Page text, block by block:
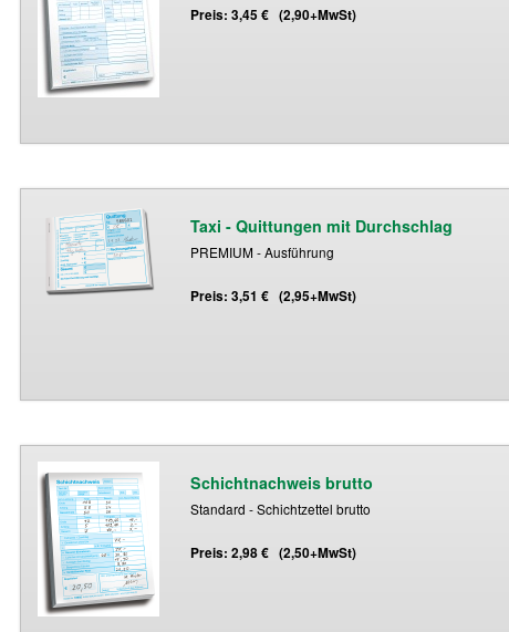
Preis: 3,45 € (2,90+MwSt)
Taxi - Quittungen mit Durchschlag
PREMIUM - Ausführung
Preis: 3,51 € (2,95+MwSt)
Schichtnachweis brutto
Standard - Schichtzettel brutto
Preis: 2,98 € (2,50+MwSt)